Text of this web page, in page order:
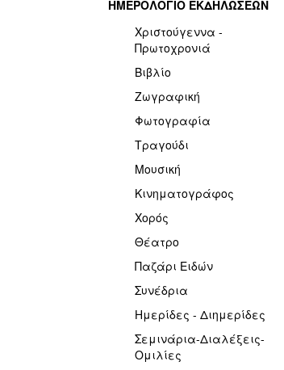
ΗΜΕΡΟΛΟΓΙΟ ΕΚΔΗΛΩΣΕΩΝ
Χριστούγεννα -
Πρωτοχρονιά
Βιβλίο
Ζωγραφική
Φωτογραφία
Τραγούδι
Μουσική
Κινηματογράφος
Χορός
Θέατρο
Παζάρι Ειδών
Συνέδρια
Ημερίδες - Διημερίδες
Σεμινάρια-Διαλέξεις-
Ομιλίες